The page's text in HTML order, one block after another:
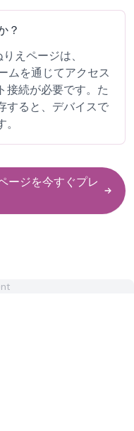
？
えページは、
ムを通じてアクセス
接続が必要です。た
すると、デバイスで
ージを今すぐプレ